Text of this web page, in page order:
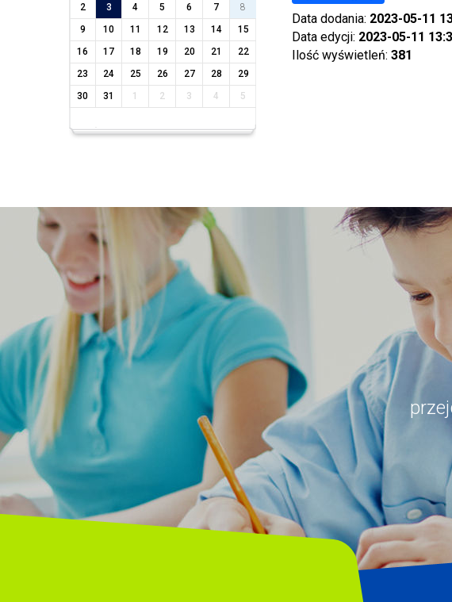
Data dodania: 2023-05-11
Data edycji: 2023-05-11
Ilość wyświetleń: 381
2
3 4 5 6 7
8
9
10 11 12 13 14
15
16
17 18 19 20 21
22
23
24 25 26 27 28
29
30
31 1 2 3 4 5